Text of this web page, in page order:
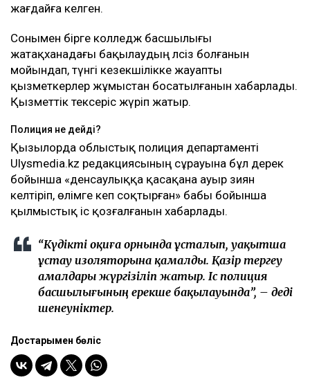
жағдайға әкелген.
Сонымен бірге колледж басшылығы
жатақханадағы бақылаудың әлсіз болғанын
мойындап, түнгі кезекшілікке жауапты
қызметкерлер жұмыстан босатылғанын хабарлады.
Қызметтік тексеріс жүріп жатыр.
Полиция не дейді?
Қызылорда облыстық полиция департаменті
Ulysmedia.kz редакциясының сұрауына бұл дерек
бойынша «денсаулыққа қасақана ауыр зиян
келтіріп, өлімге әкеп соқтырған» бабы бойынша
қылмыстық іс қозғалғанын хабарлады.
“Күдікті оқиға орнында ұсталып, уақытша
ұстау изоляторына қамалды. Қазір тергеу
амалдары жүргізіліп жатыр. Іс полиция
басшылығының ерекше бақылауында”, – деді
шенеуніктер.
Достарыңмен бөліс